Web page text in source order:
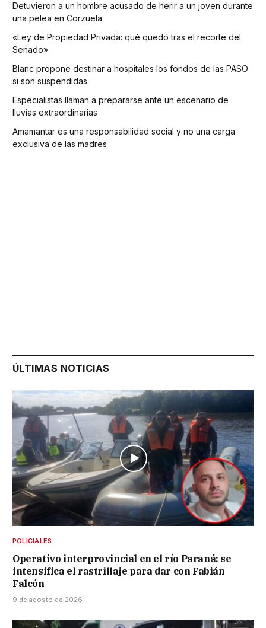
Detuvieron a un hombre acusado de herir a un joven durante
una pelea en Corzuela
«Ley de Propiedad Privada: qué quedó tras el recorte del
Senado»
Blanc propone destinar a hospitales los fondos de las PASO
si son suspendidas
Especialistas llaman a prepararse ante un escenario de
lluvias extraordinarias
Amamantar es una responsabilidad social y no una carga
exclusiva de las madres
ÚLTIMAS NOTICIAS
POLICIALES
Operativo interprovincial en el río Paraná: se
intensifica el rastrillaje para dar con Fabián
Falcón
9 de agosto de 2026